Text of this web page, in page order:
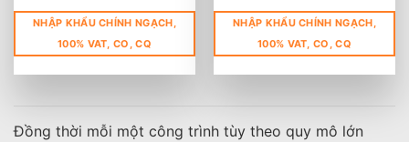
NHẬP KHẨU CHÍNH NGẠCH,
100% VAT, CO, CQ
NHẬP KHẨU CHÍNH NGẠCH,
100% VAT, CO, CQ
Đồng thời mỗi một công trình tùy theo quy mô lớn